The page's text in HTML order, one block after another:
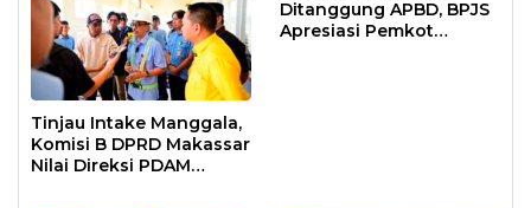
Tinjau Intake Manggala,
Komisi B DPRD Makassar
Nilai Direksi PDAM
Ditanggung APBD, BPJS
Apresiasi Pemkot